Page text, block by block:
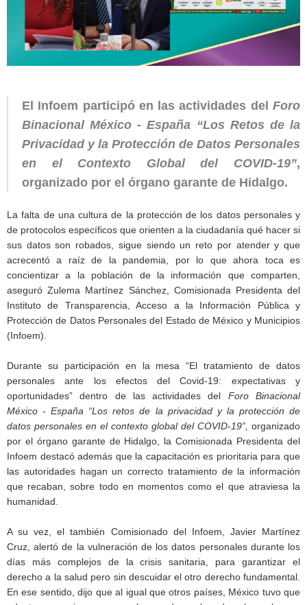
El Infoem participó en las actividades del Foro
Binacional México - España “Los Retos de la
Privacidad y la Protección de Datos Personales
en el Contexto Global del COVID-19”,
organizado por el órgano garante de Hidalgo.
La falta de una cultura de la protección de los datos personales y
de protocolos específicos que orienten a la ciudadanía qué hacer si
sus datos son robados, sigue siendo un reto por atender y que
acrecentó a raíz de la pandemia, por lo que ahora toca es
concientizar a la población de la información que comparten,
aseguró Zulema Martínez Sánchez, Comisionada Presidenta del
Instituto de Transparencia, Acceso a la Información Pública y
Protección de Datos Personales del Estado de México y Municipios
(Infoem).
Durante su participación en la mesa “El tratamiento de datos
personales ante los efectos del Covid-19: expectativas y
oportunidades” dentro de las actividades del Foro Binacional
México - España “Los retos de la privacidad y la protección de
datos personales en el contexto global del COVID-19”, organizado
por el órgano garante de Hidalgo, la Comisionada Presidenta del
Infoem destacó además que la capacitación es prioritaria para que
las autoridades hagan un correcto tratamiento de la información
que recaban, sobre todo en momentos como el que atraviesa la
humanidad.
A su vez, el también Comisionado del Infoem, Javier Martínez
Cruz, alertó de la vulneración de los datos personales durante los
días más complejos de la crisis sanitaria, para garantizar el
derecho a la salud pero sin descuidar el otro derecho fundamental.
En ese sentido, dijo que al igual que otros países, México tuvo que